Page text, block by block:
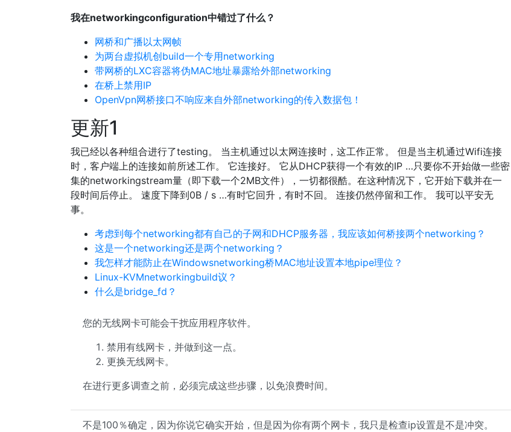
我在networkingconfiguration中错过了什么？
网桥和广播以太网帧
为两台虚拟机创build一个专用networking
带网桥的LXC容器将伪MAC地址暴露给外部networking
在桥上禁用IP
OpenVpn网桥接口不响应来自外部networking的传入数据包！
更新1
我已经以各种组合进行了testing。 当主机通过以太网连接时，这工作正常。 但是当主机通过Wifi连接
时，客户端上的连接如前所述工作。 它连接好。 它从DHCP获得一个有效的IP …只要你不开始做一些密
集的networkingstream量（即下载一个2MB文件），一切都很酷。在这种情况下，它开始下载并在一
段时间后停止。 速度下降到0B / s …有时它回升，有时不回。 连接仍然停留和工作。 我可以平安无
事。
考虑到每个networking都有自己的子网和DHCP服务器，我应该如何桥接两个networking？
这是一个networking还是两个networking？
我怎样才能防止在Windowsnetworking桥MAC地址设置本地pipe理位？
Linux-KVMnetworkingbuild议？
什么是bridge_fd？
您的无线网卡可能会干扰应用程序软件。
禁用有线网卡，并做到这一点。
更换无线网卡。
在进行更多调查之前，必须完成这些步骤，以免浪费时间。
不是100％确定，因为你说它确实开始，但是因为你有两个网卡，我只是检查ip设置是不是冲突。